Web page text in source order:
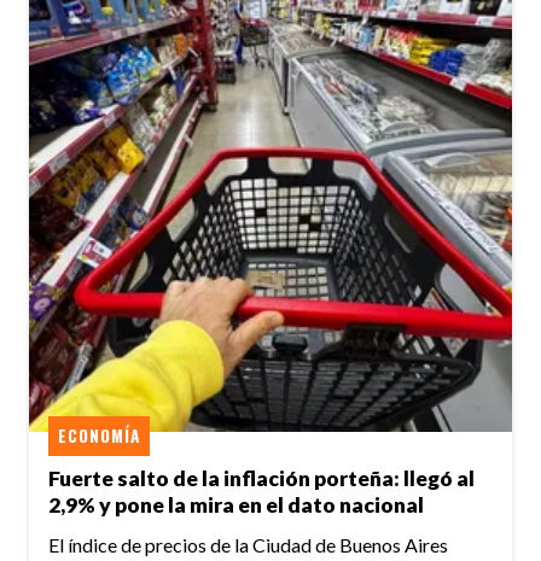
Fuerte salto de la inflación porteña: llegó al
2,9% y pone la mira en el dato nacional
ECONOMÍA
El índice de precios de la Ciudad de Buenos Aires